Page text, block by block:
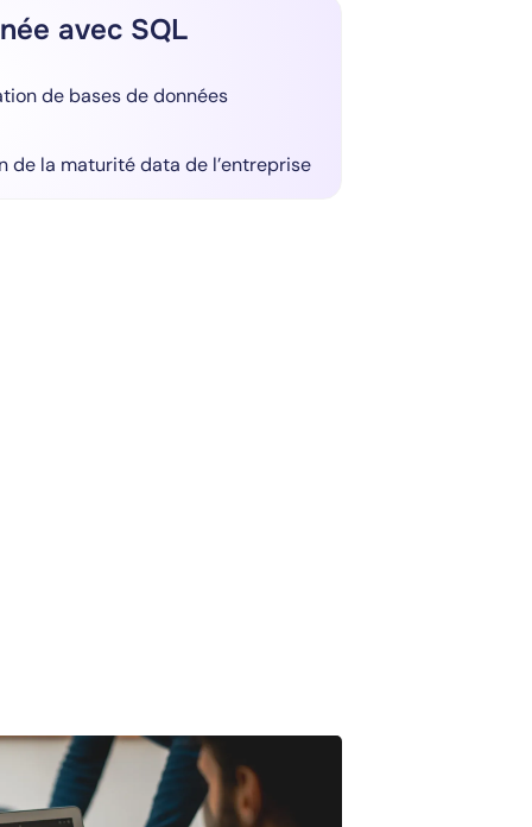
avec SQL
de bases de données
de la maturité data de l’entreprise